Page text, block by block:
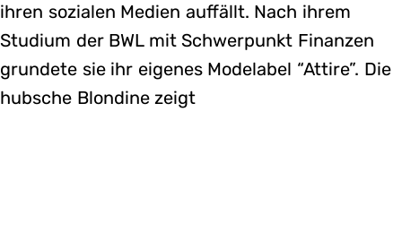
ihren sozialen Medien auffällt. Nach ihrem
Studium der BWL mit Schwerpunkt Finanzen
grundete sie ihr eigenes Modelabel “Attire”. Die
hubsche Blondine zeigt